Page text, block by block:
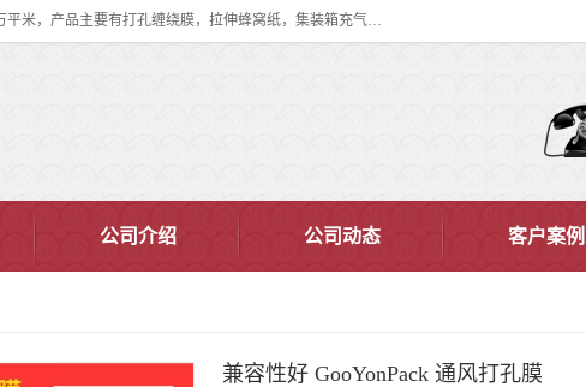
双忠包装材料（苏州）有限公司是上海双忠包装材料设立在苏州太仓的生产基地，占地约2万平米，产品主要有打孔缠绕膜，拉伸蜂窝纸，集装箱充气袋，滑托板，打包带，裹包网兜，防滑纸等箱体和托盘的运输和保护性包材。固永包材®，GooYon Pack®，是我们保护性包装材料的专属品牌。
公司介绍 公司动态 客户案例
兼容性好 GooYonPack 通风打孔膜